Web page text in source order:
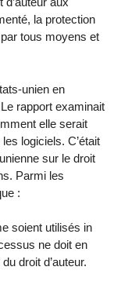
la protection
tous moyens et
unien en
rapport examinait
elle serait
logiciels. C’était
sur le droit
Parmi les
:
soient utilisés in
ne doit en
droit d’auteur.